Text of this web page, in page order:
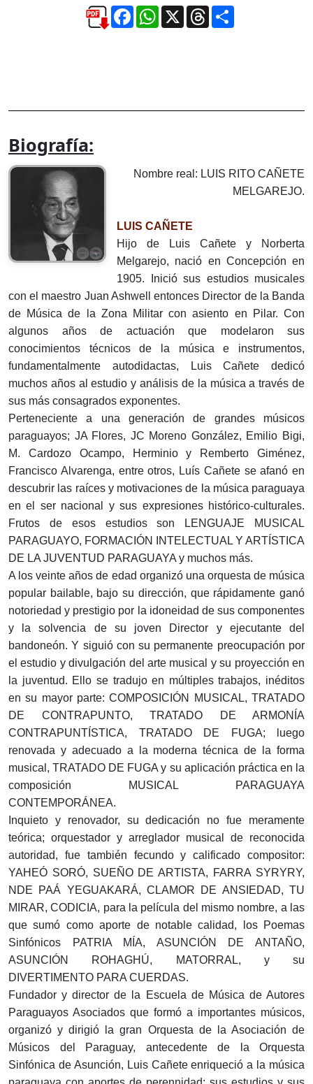
FacebookWhatsApp
X ThreadsCompartir
Biografía:
Nombre real: LUIS RITO CAÑETE
MELGAREJO.
LUIS CAÑETE
Hijo de Luis Cañete y Norberta
Melgarejo, nació en Concepción en
1905. Inició sus estudios musicales
con el maestro Juan Ashwell entonces Director de la Banda
de Música de la Zona Militar con asiento en Pilar. Con
algunos años de actuación que modelaron sus
conocimientos técnicos de la música e instrumentos,
fundamentalmente autodidactas, Luis Cañete dedicó
muchos años al estudio y análisis de la música a través de
sus más consagrados exponentes.
Perteneciente a una generación de grandes músicos
paraguayos; JA Flores, JC Moreno González, Emilio Bigi,
M. Cardozo Ocampo, Herminio y Remberto Giménez,
Francisco Alvarenga, entre otros, Luís Cañete se afanó en
descubrir las raíces y motivaciones de la música paraguaya
en el ser nacional y sus expresiones histórico-culturales.
Frutos de esos estudios son LENGUAJE MUSICAL
PARAGUAYO, FORMACIÓN INTELECTUAL Y ARTÍSTICA
DE LA JUVENTUD PARAGUAYA y muchos más.
A los veinte años de edad organizó una orquesta de música
popular bailable, bajo su dirección, que rápidamente ganó
notoriedad y prestigio por la idoneidad de sus componentes
y la solvencia de su joven Director y ejecutante del
bandoneón. Y siguió con su permanente preocupación por
el estudio y divulgación del arte musical y su proyección en
la juventud. Ello se tradujo en múltiples trabajos, inéditos
en su mayor parte: COMPOSICIÓN MUSICAL, TRATADO
DE CONTRAPUNTO, TRATADO DE ARMONÍA
CONTRAPUNTÍSTICA, TRATADO DE FUGA; luego
renovada y adecuado a la moderna técnica de la forma
musical, TRATADO DE FUGA y su aplicación práctica en la
composición MUSICAL PARAGUAYA
CONTEMPORÁNEA.
Inquieto y renovador, su dedicación no fue meramente
teórica; orquestador y arreglador musical de reconocida
autoridad, fue también fecundo y calificado compositor:
YAHEÓ SORÓ, SUEÑO DE ARTISTA, FARRA SYRYRY,
NDE PAÁ YEGUAKARÁ, CLAMOR DE ANSIEDAD, TU
MIRAR, CODICIA, para la película del mismo nombre, a las
que sumó como aporte de notable calidad, los Poemas
Sinfónicos PATRIA MÍA, ASUNCIÓN DE ANTAÑO,
ASUNCIÓN ROHAGHÚ, MATORRAL, y su
DIVERTIMENTO PARA CUERDAS.
Fundador y director de la Escuela de Música de Autores
Paraguayos Asociados que formó a importantes músicos,
organizó y dirigió la gran Orquesta de la Asociación de
Músicos del Paraguay, antecedente de la Orquesta
Sinfónica de Asunción, Luis Cañete enriqueció a la música